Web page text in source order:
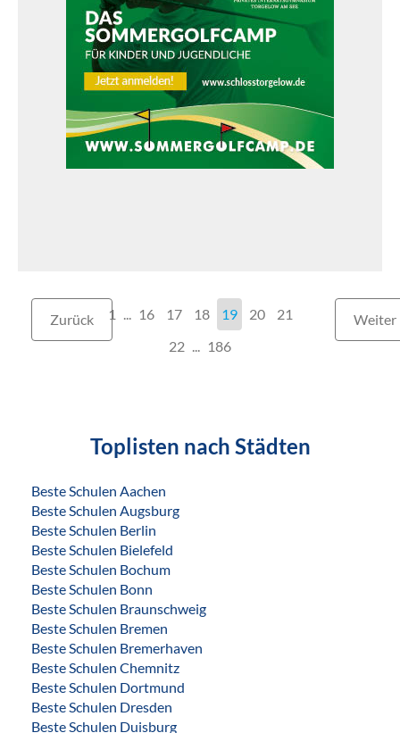
Zurück 1 ... 16 17 18 19 20
21
22
186
Weiter
Toplisten nach Städten
Beste Schulen Aachen
Beste Schulen Augsburg
Beste Schulen Berlin
Beste Schulen Bielefeld
Beste Schulen Bochum
Beste Schulen Bonn
Beste Schulen Braunschweig
Beste Schulen Bremen
Beste Schulen Bremerhaven
Beste Schulen Chemnitz
Beste Schulen Dortmund
Beste Schulen Dresden
Beste Schulen Duisburg